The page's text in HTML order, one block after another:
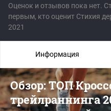
Оценок и отзывов пока нет.
первым, кто оценит Стихия
2021
Обзор: ТОП
трейлраннинга
Информация